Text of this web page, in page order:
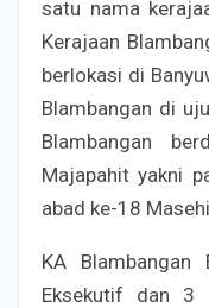
satu nama
Kerajaan
berlokasi di
Blambangan di
Blambangan
Majapahit yakni
abad ke-18
KA
Eksekutif dan 3